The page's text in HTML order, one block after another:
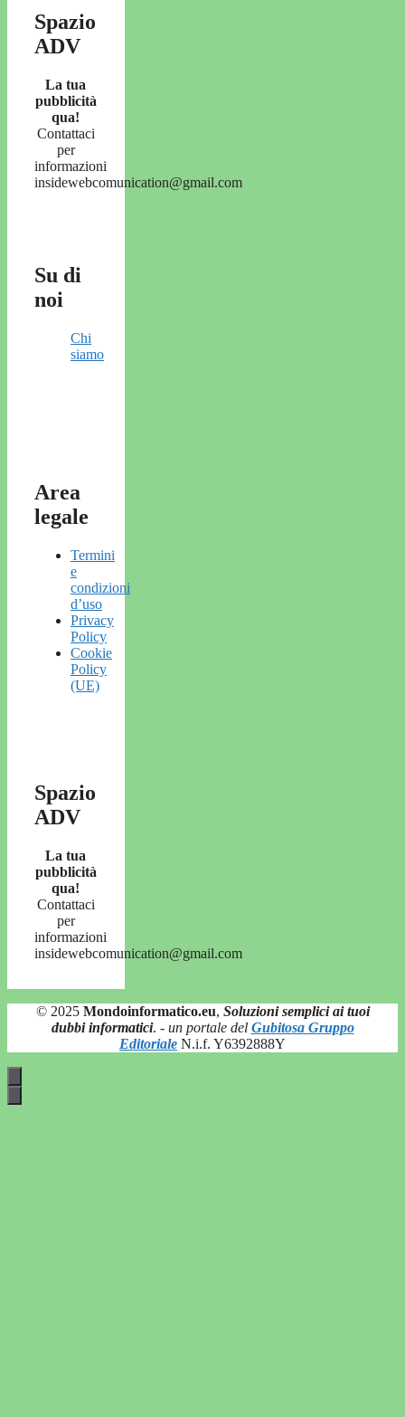
Spazio
ADV
La tua
pubblicità
qua!
Contattaci
per
informazioni
insidewebcomunication@gmail.com
Su di
noi
Chi
siamo
Area
legale
Termini
e
condizioni
d’uso
Privacy
Policy
Cookie
Policy
(UE)
Spazio
ADV
La tua
pubblicità
qua!
Contattaci
per
informazioni
insidewebcomunication@gmail.com
© 2025 Mondoinformatico.eu, Soluzioni semplici ai tuoi
dubbi informatici. - un portale del Gubitosa Gruppo
Editoriale N.i.f. Y6392888Y